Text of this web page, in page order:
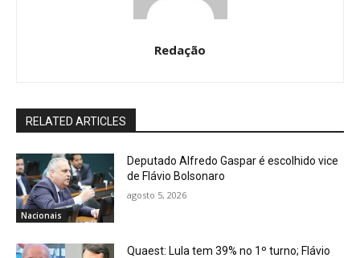
Redação
RELATED ARTICLES
Nacionais
Deputado Alfredo Gaspar é escolhido vice
de Flávio Bolsonaro
agosto 5, 2026
Quaest: Lula tem 39% no 1º turno; Flávio